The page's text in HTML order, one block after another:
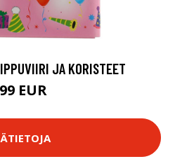
JA KORISTEET
EUR